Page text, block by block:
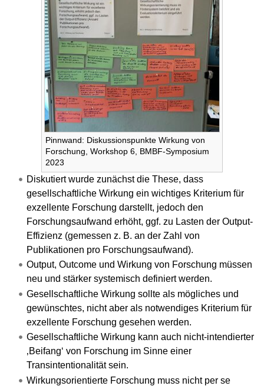
Pinnwand: Diskussionspunkte Wirkung von
Forschung, Workshop 6, BMBF-Symposium
2023
Diskutiert wurde zunächst die These, dass
gesellschaftliche Wirkung ein wichtiges Kriterium für
exzellente Forschung darstellt, jedoch den
Forschungsaufwand erhöht, ggf. zu Lasten der Output-
Effizienz (gemessen z. B. an der Zahl von
Publikationen pro Forschungsaufwand).
Output, Outcome und Wirkung von Forschung müssen
neu und stärker systemisch definiert werden.
Gesellschaftliche Wirkung sollte als mögliches und
gewünschtes, nicht aber als notwendiges Kriterium für
exzellente Forschung gesehen werden.
Gesellschaftliche Wirkung kann auch nicht-intendierter
‚Beifang‘ von Forschung im Sinne einer
Transintentionalität sein.
Wirkungsorientierte Forschung muss nicht per se